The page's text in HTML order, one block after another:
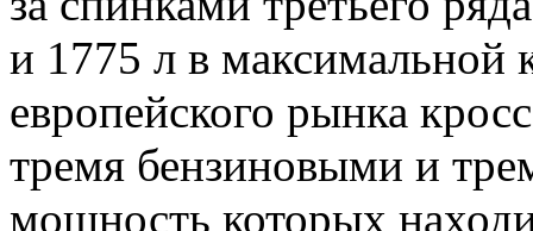
и 1775 л в максимальной
европейского рынка
тремя бензиновыми и
мощность которых